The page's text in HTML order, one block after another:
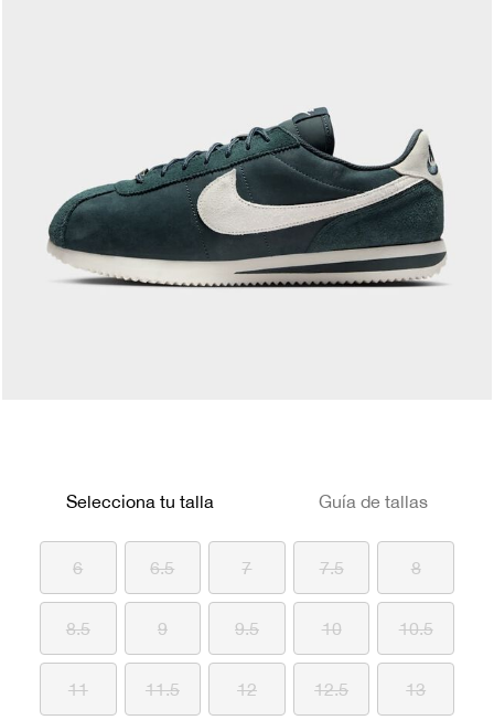
Selecciona tu talla Guía de tallas
6 6.5 7 7.5 8
8.5 9 9.5 10 10.5
11 11.5 12 12.5 13